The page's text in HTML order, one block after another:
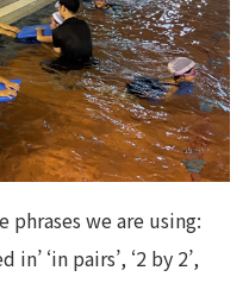
phrases we are using:
‘in pairs’, ‘2 by 2’,